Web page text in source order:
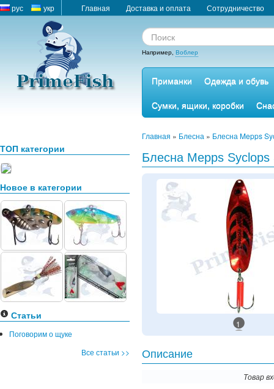
рус укр Главная Доставка и оплата Сотрудничество
Например, Воблер
Приманки
Одежда и обувь
Сумки, ящики, коробки
ТОП категории
Новое в категории
Статьи
Поговорим о щуке
Все статьи >>
Главная » Блесна » Блесна Mepps
Блесна Mepps Syclops
1
Описание
Товар